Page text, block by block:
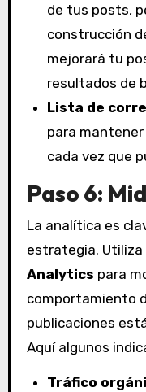
de tus posts,
construcción
mejorará tu
resultados de
Lista de
para
cada vez que
Paso 6:
La analítica es
estrategia.
Analytics para
comportamiento
publicaciones
Aquí algunos
Tráfico